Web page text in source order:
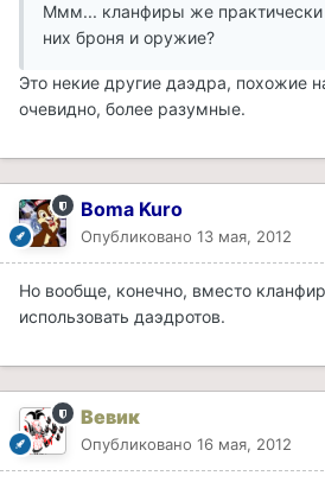
Ммм... кланфиры же практически
них броня и оружие?
Это некие другие даэдра, похожие
очевидно, более разумные.
Boma Kuro
Опубликовано 13 мая, 2012
Но вообще, конечно, вместо
использовать даэдротов.
Вевик
Опубликовано 16 мая, 2012